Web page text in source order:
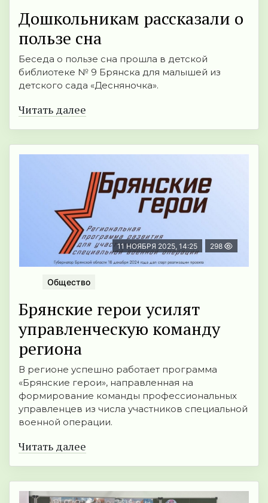
Дошкольникам рассказали о
пользе сна
Беседа о пользе сна прошла в детской
библиотеке № 9 Брянска для малышей из
детского сада «Десняночка».
Читать далее
11 НОЯБРЯ 2025, 14:25 298
Общество
Брянские герои усилят
управленческую команду
региона
В регионе успешно работает программа
«Брянские герои», направленная на
формирование команды профессиональных
управленцев из числа участников специальной
военной операции.
Читать далее